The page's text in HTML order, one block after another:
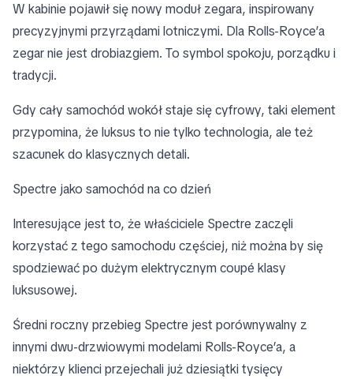
W kabinie pojawił się nowy moduł zegara, inspirowany
precyzyjnymi przyrządami lotniczymi. Dla Rolls-Royce’a
zegar nie jest drobiazgiem. To symbol spokoju, porządku i
tradycji.
Gdy cały samochód wokół staje się cyfrowy, taki element
przypomina, że luksus to nie tylko technologia, ale też
szacunek do klasycznych detali.
Spectre jako samochód na co dzień
Interesujące jest to, że właściciele Spectre zaczęli
korzystać z tego samochodu częściej, niż można by się
spodziewać po dużym elektrycznym coupé klasy
luksusowej.
Średni roczny przebieg Spectre jest porównywalny z
innymi dwu-drzwiowymi modelami Rolls-Royce’a, a
niektórzy klienci przejechali już dziesiątki tysięcy